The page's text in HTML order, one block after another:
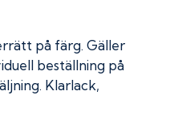
på färg. Gäller
beställning på
Klarlack,